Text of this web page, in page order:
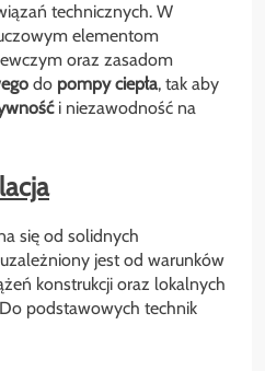
technicznych. W
elementom
oraz zasadom
do pompy ciepła, tak aby
i niezawodność na
się od solidnych
jest od warunków
konstrukcji oraz lokalnych
podstawowych technik